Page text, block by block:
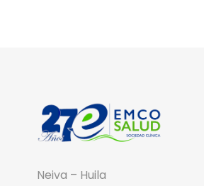
Neiva – Huila